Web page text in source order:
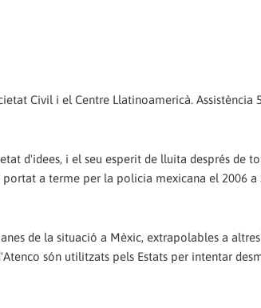
Civil i el Centre Llatinoamericà. Assistència
d'idees, i el seu esperit de lluita després de
a terme per la policia mexicana el 2006 a
de la situació a Mèxic, extrapolables a
són utilitzats pels Estats per intentar